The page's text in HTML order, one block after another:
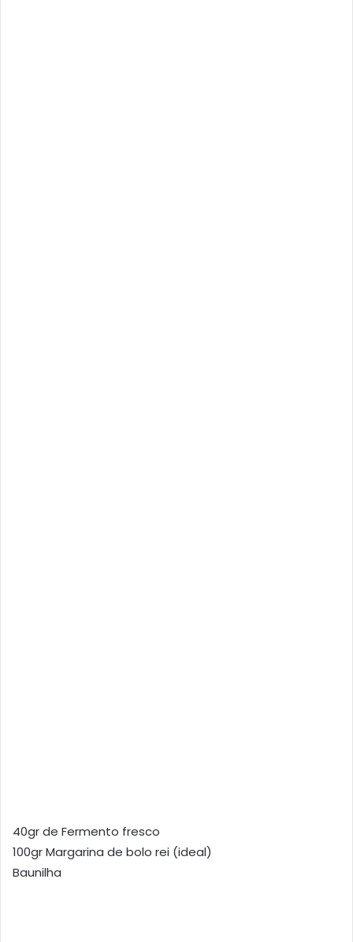
40gr de Fermento fresco
100gr Margarina de bolo rei (ideal)
Baunilha